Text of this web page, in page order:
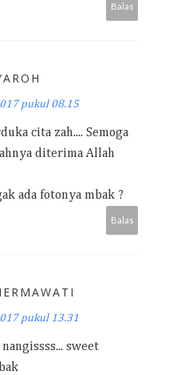
Balas
pukul 08.15
cita zah.... Semoga
diterima Allah
ada fotonya mbak ?
Balas
pukul 13.31
sweet